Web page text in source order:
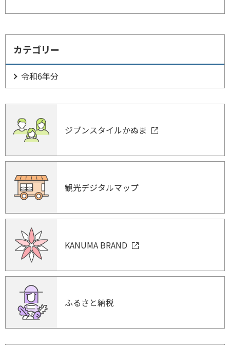
カテゴリー
令和6年分
ジブンスタイルかぬま
観光デジタルマップ
KANUMA BRAND
ふるさと納税